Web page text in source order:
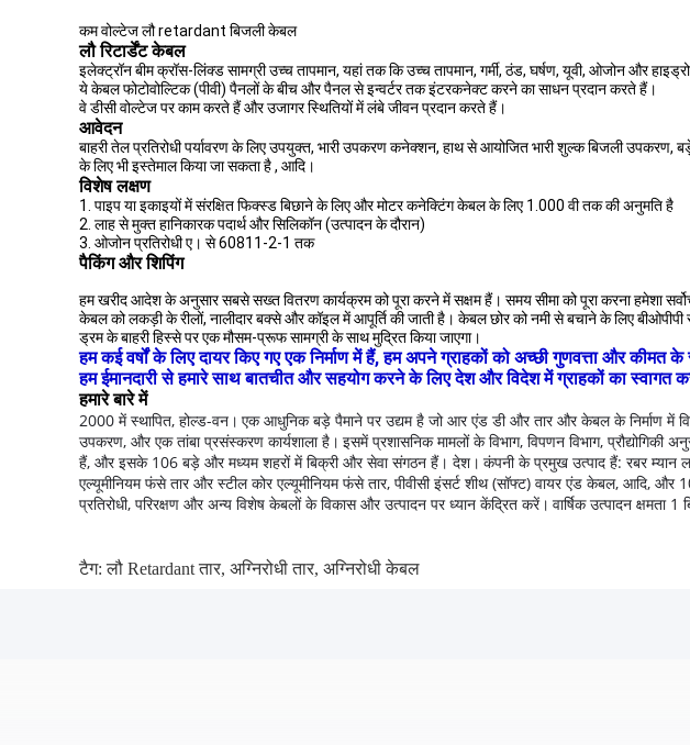
कम वोल्टेज लौ retardant बिजली केबल
लौ रिटार्डेंट केबल
इलेक्ट्रॉन बीम क्रॉस-लिंक्ड सामग्री उच्च तापमान, यहां तक ​​कि उच्च तापमान, गर्मी, ठंड, घर्षण, यूवी, ओजोन और
ये केबल फोटोवोल्टिक (पीवी) पैनलों के बीच और पैनल से इन्वर्टर तक इंटरकनेक्ट करने का साधन प्रदान करते हैं।
वे डीसी वोल्टेज पर काम करते हैं और उजागर स्थितियों में लंबे जीवन प्रदान करते हैं।
आवेदन
बाहरी तेल प्रतिरोधी पर्यावरण के लिए उपयुक्त, भारी उपकरण कनेक्शन, हाथ से आयोजित भारी शुल्क बिजली
के लिए भी इस्तेमाल किया जा सकता है , आदि।
विशेष लक्षण
1. पाइप या इकाइयों में संरक्षित फिक्स्ड बिछाने के लिए और मोटर कनेक्टिंग केबल के लिए 1.000 वी तक की अनुमति है
2. लाह से मुक्त हानिकारक पदार्थ और सिलिकॉन (उत्पादन के दौरान)
3. ओजोन प्रतिरोधी ए। से 60811-2-1 तक
पैकिंग और शिपिंग
हम खरीद आदेश के अनुसार सबसे सख्त वितरण कार्यक्रम को पूरा करने में सक्षम हैं। समय सीमा को पूरा करना हमेशा
केबल को लकड़ी के रीलों, नालीदार बक्से और कॉइल में आपूर्ति की जाती है। केबल छोर को नमी से बचाने के लिए
ड्रम के बाहरी हिस्से पर एक मौसम-प्रूफ सामग्री के साथ मुद्रित किया जाएगा।
हम कई वर्षों के लिए दायर किए गए एक निर्माण में हैं, हम अपने ग्राहकों को अच्छी गुणवत्ता और
हम ईमानदारी से हमारे साथ बातचीत और सहयोग करने के लिए देश और विदेश में ग्राहकों का स्वागत
हमारे बारे में
2000 में स्थापित, होल्ड-वन। एक आधुनिक बड़े पैमाने पर उद्यम है जो आर एंड डी और तार और केबल के निर्माण में
उपकरण, और एक तांबा प्रसंस्करण कार्यशाला है। इसमें प्रशासनिक मामलों के विभाग, विपणन विभाग, प्रौद्योगिकी
हैं, और इसके 106 बड़े और मध्यम शहरों में बिक्री और सेवा संगठन हैं। देश। कंपनी के प्रमुख उत्पाद हैं: रबर
एल्यूमीनियम फंसे तार और स्टील कोर एल्यूमीनियम फंसे तार, पीवीसी इंसर्ट शीथ (सॉफ्ट) वायर एंड केबल,
प्रतिरोधी, परिरक्षण और अन्य विशेष केबलों के विकास और उत्पादन पर ध्यान केंद्रित करें। वार्षिक उत्पादन
टैग:लौ Retardant तार, अग्निरोधी तार, अग्निरोधी केबल